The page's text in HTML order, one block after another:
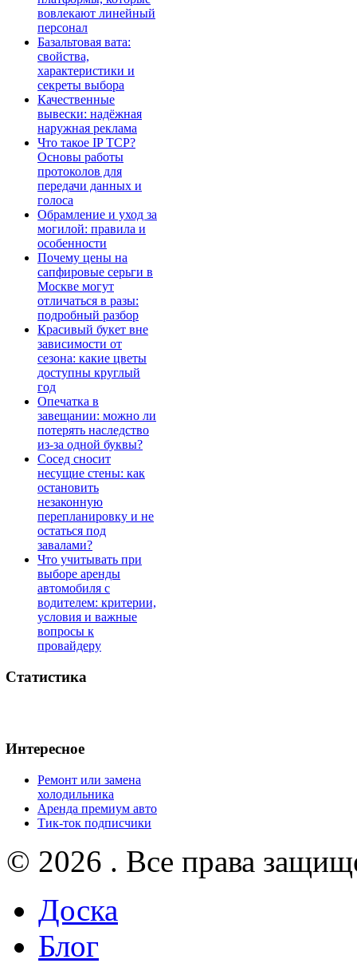
вовлекают линейный
персонал
Базальтовая вата:
свойства,
характеристики и
секреты выбора
Качественные
вывески: надёжная
наружная реклама
Что такое IP TCP?
Основы работы
протоколов для
передачи данных и
голоса
Обрамление и уход за
могилой: правила и
особенности
Почему цены на
сапфировые серьги в
Москве могут
отличаться в разы:
подробный разбор
Красивый букет вне
зависимости от
сезона: какие цветы
доступны круглый
год
Опечатка в
завещании: можно ли
потерять наследство
из-за одной буквы?
Сосед сносит
несущие стены: как
остановить
незаконную
перепланировку и не
остаться под
завалами?
Что учитывать при
выборе аренды
автомобиля с
водителем: критерии,
условия и важные
вопросы к
провайдеру
Статистика
Интересное
Ремонт или замена
холодильника
Аренда премиум авто
Тик-ток подписчики
© 2026 . Все права
Доска
Блог